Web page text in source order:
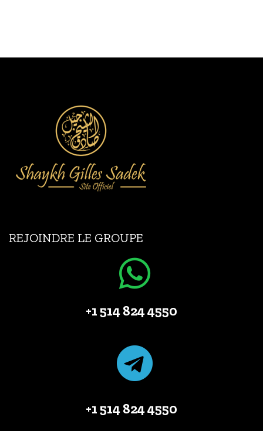
REJOINDRE LE GROUPE
+1 514 824 4550
+1 514 824 4550